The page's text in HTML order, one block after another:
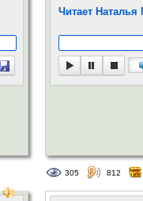
Читает
305 812